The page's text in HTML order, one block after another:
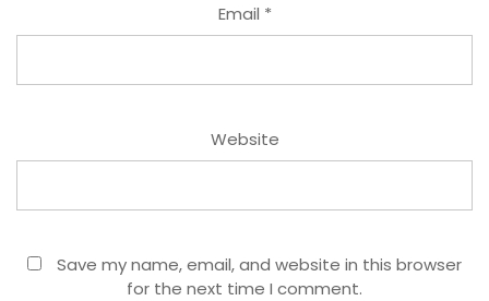
Email *
Website
Save my name, email, and website in this browser
for the next time I comment.